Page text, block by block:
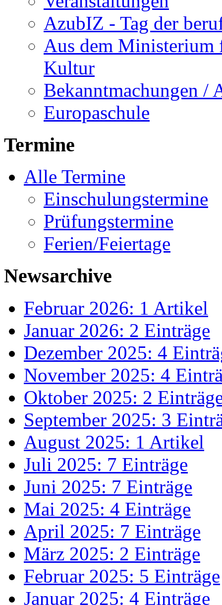
AzubIZ - Tag der
Aus dem Ministerium
Kultur
Bekanntmachungen /
Europaschule
Termine
Alle Termine
Einschulungstermine
Prüfungstermine
Ferien/Feiertage
Newsarchive
Februar 2026: 1 Artikel
Januar 2026: 2 Einträge
Dezember 2025: 4
November 2025: 4
Oktober 2025: 2
September 2025: 3
August 2025: 1 Artikel
Juli 2025: 7 Einträge
Juni 2025: 7 Einträge
Mai 2025: 4 Einträge
April 2025: 7 Einträge
März 2025: 2 Einträge
Februar 2025: 5 Einträge
Januar 2025: 4 Einträge